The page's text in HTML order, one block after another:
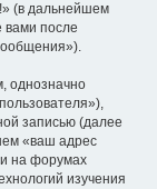
(в дальнейшем
вами после
однозначно
записью (далее
«ваш адрес
на форумах
изучения